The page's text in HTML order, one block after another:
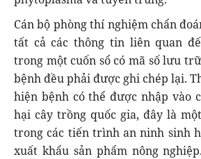
Cán bộ phòng thí nghiệm chẩn
tất cả các thông tin liên quan
trong một cuốn sổ có mã số lưu
bệnh đều phải được ghi chép lại.
hiện bệnh có thể được nhập vào
hại cây trồng quốc gia, đây là
trong các tiến trình an ninh sinh
xuất khẩu sản phẩm nông